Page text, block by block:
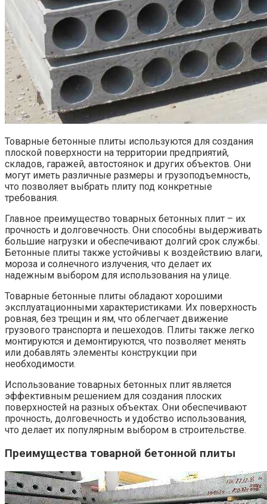
Товарные бетонные плиты используются для создания
плоской поверхности на территории предприятий,
складов, гаражей, автостоянок и других объектов. Они
могут иметь различные размеры и грузоподъемность,
что позволяет выбрать плиту под конкретные
требования.
Главное преимущество товарных бетонных плит – их
прочность и долговечность. Они способны выдерживать
большие нагрузки и обеспечивают долгий срок службы.
Бетонные плиты также устойчивы к воздействию влаги,
мороза и солнечного излучения, что делает их
надежным выбором для использования на улице.
Товарные бетонные плиты обладают хорошими
эксплуатационными характеристиками. Их поверхность
ровная, без трещин и ям, что облегчает движение
грузового транспорта и пешеходов. Плиты также легко
монтируются и демонтируются, что позволяет менять
или добавлять элементы конструкции при
необходимости.
Использование товарных бетонных плит является
эффективным решением для создания плоских
поверхностей на разных объектах. Они обеспечивают
прочность, долговечность и удобство использования,
что делает их популярным выбором в строительстве.
Преимущества товарной бетонной плиты